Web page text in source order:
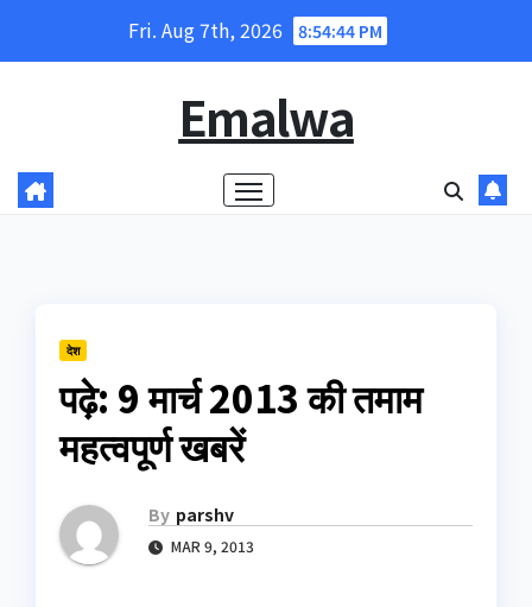
Fri. Aug 7th, 2026 8:54:45 PM
Emalwa
देश
पढ़े: 9 मार्च 2013 की तमाम
महत्‍वपूर्ण खबरें
By parshv
MAR 9, 2013